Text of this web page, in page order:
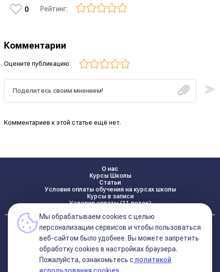
0 Рейтинг:
Комментарии
Оцените публикацию:
Комментариев к этой статье ещё нет.
О нас
Курсы Школы
Статьи
Условия оплаты обучения на курсах школы
Курсы в записи
Условия оплаты (11 поток)
Реквизиты
Контакты
Политика конфиденциальности
Договор оферта (соглашение)
+7 495 681 02 96
Мы обрабатываем cookies с целью
персонализации сервисов и чтобы пользоваться
веб-сайтом было удобнее. Вы можете запретить
обработку сookies в настройках браузера.
Пожалуйста, ознакомьтесь с политикой